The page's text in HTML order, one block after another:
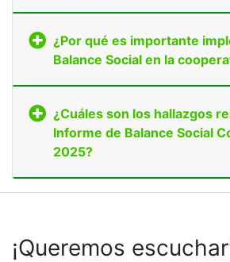
¿Por qué es importante
Balance Social en la
¿Cuáles son los hallazgos
Informe de Balance Social
2025?
¡Queremos